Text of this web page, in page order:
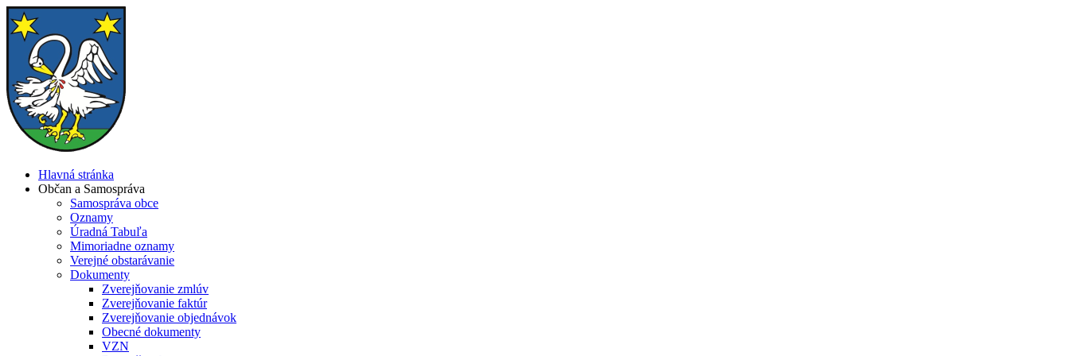
Hlavná stránka
Občan a Samospráva
Samospráva obce
Oznamy
Úradná Tabuľa
Mimoriadne oznamy
Verejné obstarávanie
Dokumenty
Zverejňovanie zmlúv
Zverejňovanie faktúr
Zverejňovanie objednávok
Obecné dokumenty
VZN